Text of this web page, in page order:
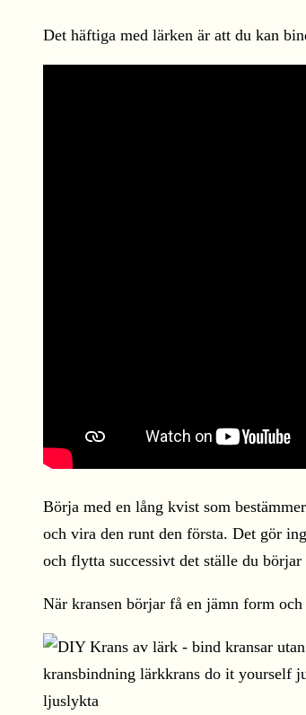
Det häftiga med lärken är att du kan
Börja med en lång kvist som
och vira den runt den första. Det gör
och flytta successivt det ställe du
När kransen börjar få en jämn form